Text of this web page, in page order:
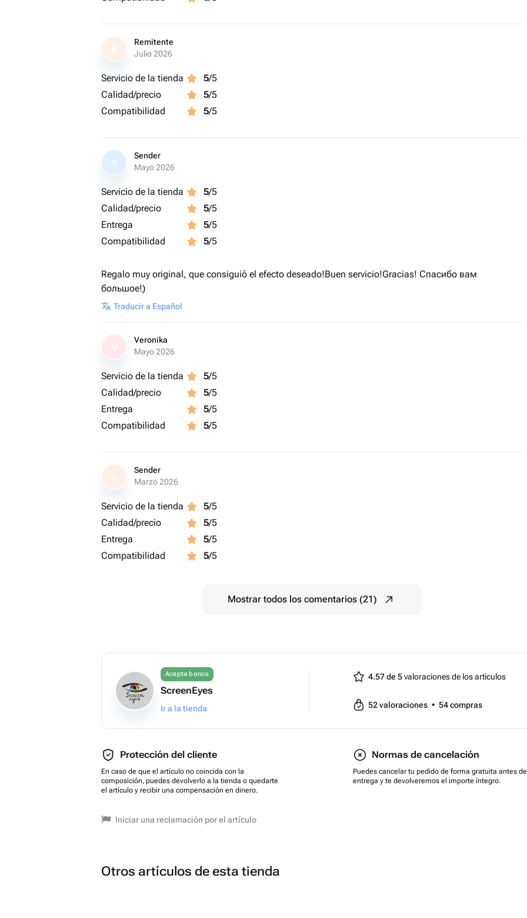
R
Remitente
Julio 2026
Servicio de la tienda 5/5
Calidad/precio
5/5
Compatibilidad
5/5
S
Sender
Mayo 2026
Servicio de la tienda 5/5
Calidad/precio
5/5
Entrega
5/5
Compatibilidad
5/5
Regalo muy original, que consiguió el efecto deseado!Buen servicio!Gracias! Спасибо вам
большое!)
Traducir a Español
Veronika
Mayo 2026
Servicio de la tienda 5/5
Calidad/precio
5/5
Entrega
5/5
Compatibilidad
5/5
S
Sender
Marzo 2026
Servicio de la tienda 5/5
Calidad/precio
5/5
Entrega
5/5
Compatibilidad
5/5
Mostrar todos los comentarios (21)
Acepta bonos
ScreenEyes
Ir a la tienda
4.57 de 5valoraciones de los artículos
52valoraciones • 54compras
Protección del cliente
En caso de que el artículo no coincida con la
composición, puedes devolverlo a la tienda o quedarte
el artículo y recibir una compensación en dinero.
Normas de cancelación
Puedes cancelar tu pedido de forma gratuita antes
entrega y te devolveremos el importe íntegro.
Iniciar una reclamación por el artículo
Otros artículos de esta tienda